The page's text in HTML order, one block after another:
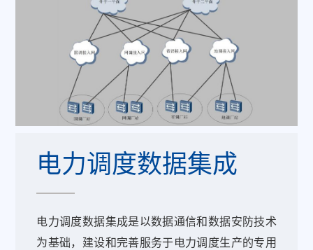
电力调度数据集成
电力调度数据集成是以数据通信和数据安防技术
为基础，建设和完善服务于电力调度生产的专用